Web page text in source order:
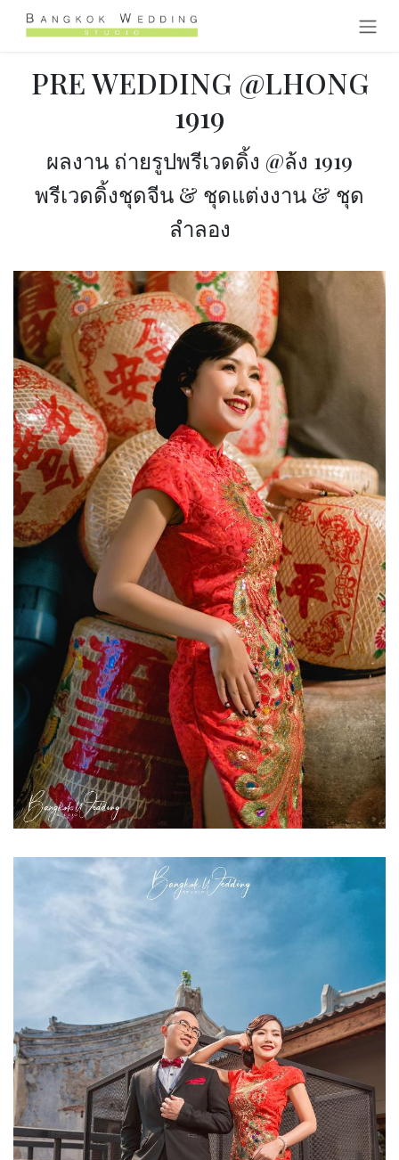
Skip to Content
PRE WEDDING @LHONG
1919
ผลงาน ถ่ายรูปพรีเวดดิ้ง @ล้ง 1919
พรีเวดดิ้งชุดจีน & ชุดแต่งงาน & ชุด
ลำลอง